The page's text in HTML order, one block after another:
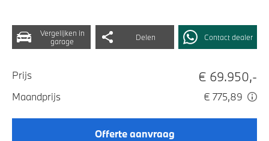
Vergelijken in
garage
Delen Contact dealer
Prijs € 69.950,-
Maandprijs € 775,89
Offerte aanvraag